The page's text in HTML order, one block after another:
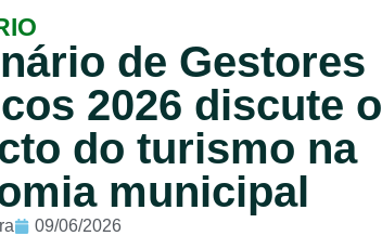
de Gestores
2026 discute o
do turismo na
municipal
09/06/2026